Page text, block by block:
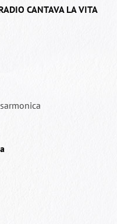
CANTAVA LA VITA